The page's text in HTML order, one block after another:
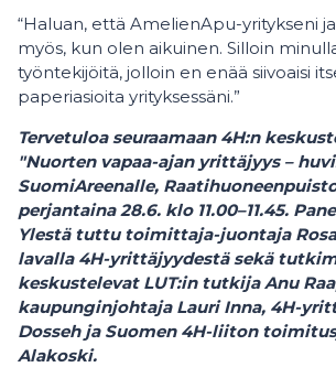
“Haluan, että AmelienApu-yritykseni
myös, kun olen aikuinen. Silloin
työntekijöitä, jolloin en enää siivoaisi
paperiasioita yrityksessäni.”
Tervetuloa seuraamaan 4H:n
"Nuorten vapaa-ajan yrittäjyys –
SuomiAreenalle,
perjantaina 28.6. klo 11.00–11.45.
Ylestä tuttu toimittaja-juontaja
lavalla 4H-yrittäjyydestä sekä
keskustelevat LUT:in tutkija Anu
kaupunginjohtaja Lauri Inna, 4H-
Dosseh ja Suomen 4H-liiton
Alakoski.